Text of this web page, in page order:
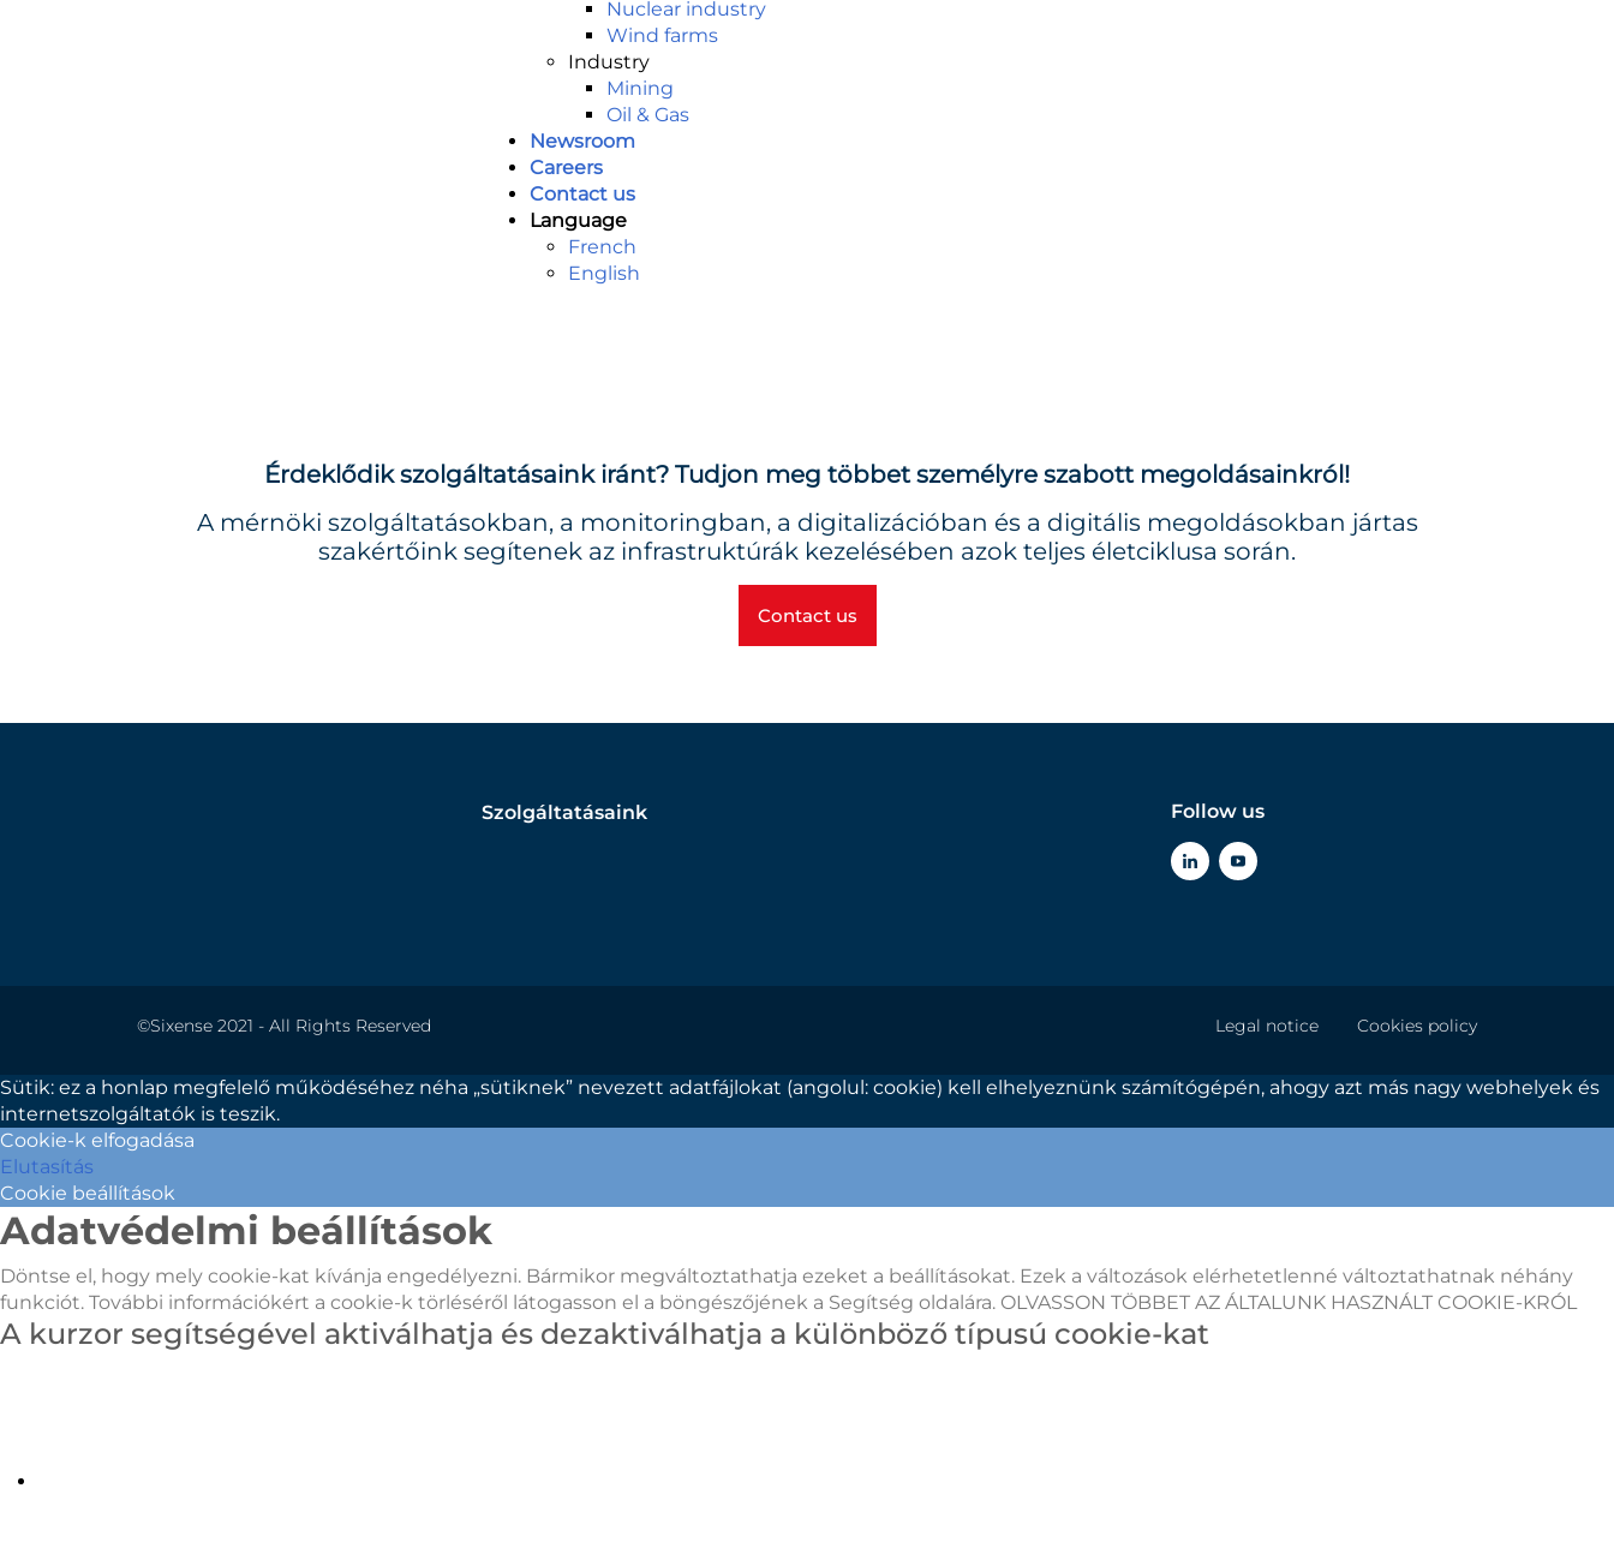
Nuclear industry
Wind farms
Industry
Mining
Oil & Gas
Newsroom
Careers
Contact us
Language
French
English
Érdeklődik szolgáltatásaink iránt? Tudjon meg többet személyre szabott megoldásainkról!
A mérnöki szolgáltatásokban, a monitoringban, a digitalizációban és a digitális megoldásokban jártas
szakértőink segítenek az infrastruktúrák kezelésében azok teljes életciklusa során.
Contact us
Szolgáltatásaink Follow us
©Sixense 2021 - All Rights Reserved Legal notice Cookies policy
Sütik: ez a honlap megfelelő működéséhez néha „sütiknek” nevezett adatfájlokat (angolul: cookie) kell elhelyeznünk számítógépén, ahogy azt más nagy webhelyek és
internetszolgáltatók is teszik.
Cookie-k elfogadása
Elutasítás
Cookie beállítások
Adatvédelmi beállítások
Döntse el, hogy mely cookie-kat kívánja engedélyezni. Bármikor megváltoztathatja ezeket a beállításokat. Ezek a változások elérhetetlenné változtathatnak néhány
funkciót. További információkért a cookie-k törléséről látogasson el a böngészőjének a Segítség oldalára. OLVASSON TÖBBET AZ ÁLTALUNK HASZNÁLT COOKIE-KRÓL
A kurzor segítségével aktiválhatja és dezaktiválhatja a különböző típusú cookie-kat